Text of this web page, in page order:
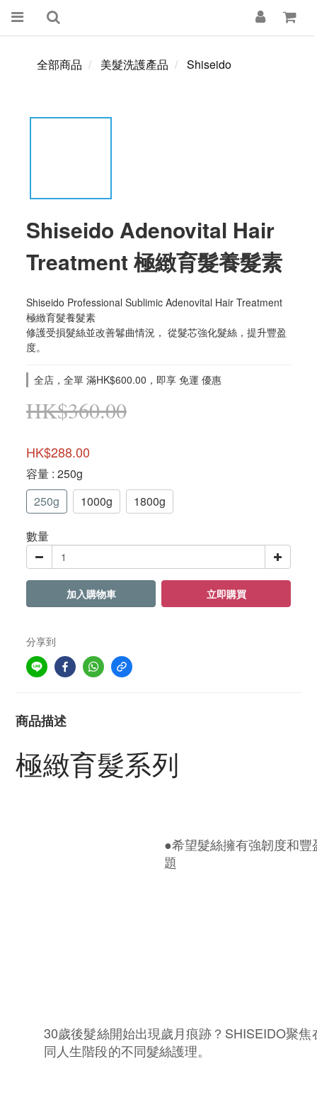
全部商品 美髮洗護產品 Shiseido
Shiseido Adenovital Hair
Treatment 極緻育髮養髮素
Shiseido Professional Sublimic Adenovital Hair Treatment
極緻育髮養髮素
修護受損髮絲並改善鬈曲情況， 從髮芯強化髮絲，提升豐盈
度。
全店，全單 滿HK$600.00，即享 免運 優惠
HK$360.00
HK$288.00
容量 : 250g
250g
1000g 1800g
數量
加入購物車 立即購買
分享到
商品描述
極緻育髮系列
●希望髮絲擁有強韌度和
題
30歲後髮絲開始出現歲月痕跡？SHISEIDO聚焦
同人生階段的不同髮絲護理。